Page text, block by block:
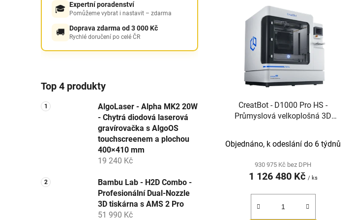
🎓 Expertní poradenství
Pomůžeme vybrat i nastavit – zdarma
🚚 Doprava zdarma od 3 000 Kč
Rychlé doručení po celé ČR
Top 4 produkty
AlgoLaser - Alpha MK2 20W
- Chytrá diodová laserová
gravírovačka s AlgoOS
touchscreenem a plochou
400×410 mm
19 240 Kč
Bambu Lab - H2D Combo -
Profesionální Dual-Nozzle
3D tiskárna s AMS 2 Pro
51 990 Kč
CreatBot - D1000 Pro HS -
Průmyslová velkoplošná 3D
Objednáno, k odeslání do 6 týdnů
930 975 Kč bez DPH
1 126 480 Kč / ks